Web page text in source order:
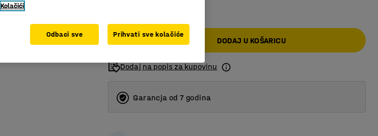
DODAJ U KOŠARICU
Dodaj na popis za kupovinu
Garancja od 7 godina
Kolačići
Odbaci sve Prihvati sve kolačiće